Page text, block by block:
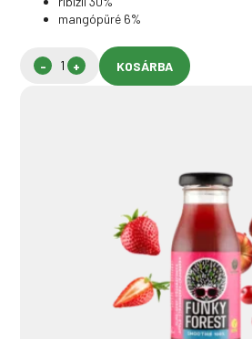
mangópüré 6%
KOSÁRBA